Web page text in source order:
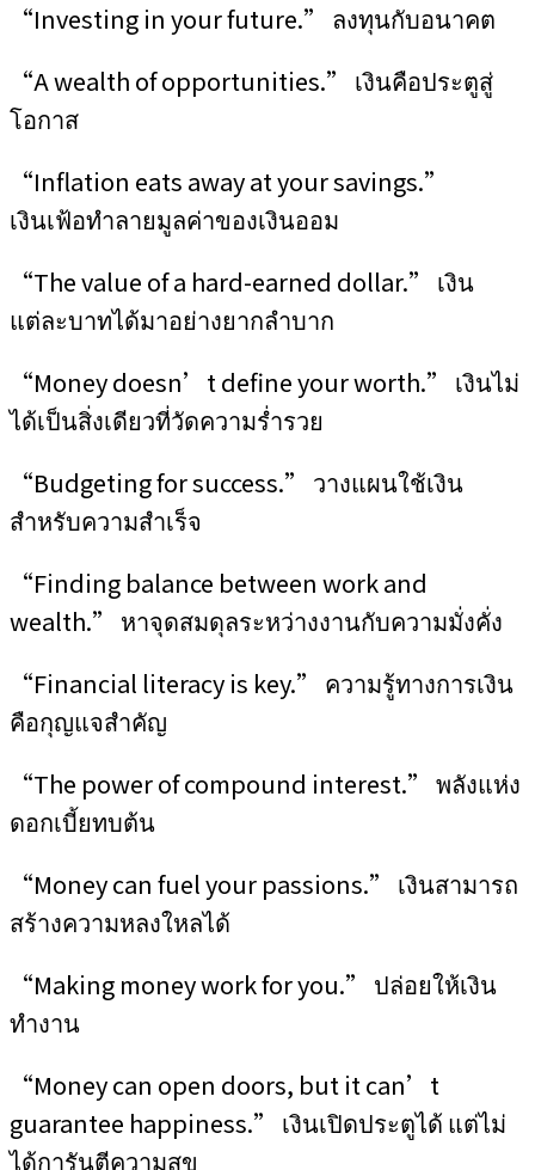
“Investing in your future.” ลงทุนกับอนาคต
“A wealth of opportunities.” เงินคือประตูสู่
โอกาส
“Inflation eats away at your savings.”
เงินเฟ้อทำลายมูลค่าของเงินออม
“The value of a hard-earned dollar.” เงิน
แต่ละบาทได้มาอย่างยากลำบาก
“Money doesn’t define your worth.” เงินไม่
ได้เป็นสิ่งเดียวที่วัดความร่ำรวย
“Budgeting for success.” วางแผนใช้เงิน
สำหรับความสำเร็จ
“Finding balance between work and
wealth.” หาจุดสมดุลระหว่างงานกับความมั่งคั่ง
“Financial literacy is key.” ความรู้ทางการเงิน
คือกุญแจสำคัญ
“The power of compound interest.” พลังแห่ง
ดอกเบี้ยทบต้น
“Money can fuel your passions.” เงินสามารถ
สร้างความหลงใหลได้
“Making money work for you.” ปล่อยให้เงิน
ทำงาน
“Money can open doors, but it can’t
guarantee happiness.” เงินเปิดประตูได้ แต่ไม่
ได้การันตีความสุข